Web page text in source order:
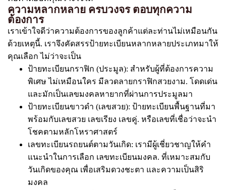
ความหลากหลาย ครบวงจร ตอบทุกความ
ต้องการ
เราเข้าใจดีว่าความต้องการของลูกค้าแต่ละท่านไม่เหมือนกัน
ด้วยเหตุนี้. เราจึงคัดสรรป้ายทะเบียนหลากหลายประเภทมาให้
คุณเลือก ไม่ว่าจะเป็น
ป้ายทะเบียนกราฟิก (ประมูล): สำหรับผู้ที่ต้องการความ
พิเศษ ไม่เหมือนใคร มีลวดลายกราฟิกสวยงาม. โดดเด่น
และมักเป็นเลขมงคลหายากที่ผ่านการประมูลมา
ป้ายทะเบียนขาวดำ (เลขสวย): ป้ายทะเบียนพื้นฐานที่มา
พร้อมกับเลขสวย เลขเรียง เลขคู่. หรือเลขที่เชื่อว่าจะนำ
โชคตามหลักโหราศาสตร์
เลขทะเบียนรถยนต์ตามวันเกิด: เรามีผู้เชี่ยวชาญให้คำ
แนะนำในการเลือก เลขทะเบียนมงคล. ที่เหมาะสมกับ
วันเกิดของคุณ เพื่อเสริมดวงชะตา และความเป็นสิริ
มงคล